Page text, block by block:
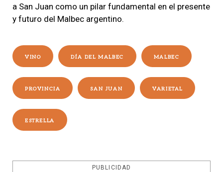
a San Juan como un pilar fundamental en el presente
y futuro del Malbec argentino.
VINO DÍA DEL MALBEC MALBEC
PROVINCIA SAN JUAN VARIETAL
ESTRELLA
PUBLICIDAD